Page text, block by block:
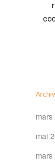
mars
mai
mars